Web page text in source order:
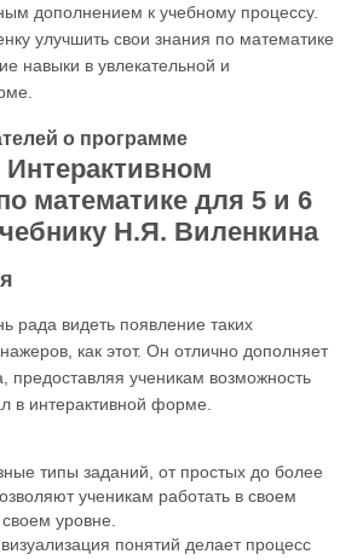
дополнением к учебному процессу.
улучшить свои знания по математике
навыки в увлекательной и
о программе
математике для 5 и 6
Н.Я. Виленкина
рада видеть появление таких
как этот. Он отлично дополняет
предоставляя ученикам возможность
в интерактивной форме.
типы заданий, от простых до более
ученикам работать в своем
уровне.
понятий делает процесс